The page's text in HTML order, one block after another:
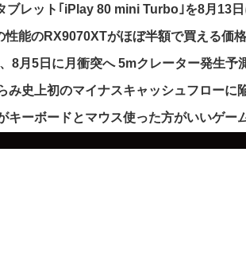
ブレット｢iPlay 80 mini Turbo｣を8月13
性能のRX9070XTがほぼ半額で買える価
8月5日に月衝突へ 5mクレーター発生予
み史上初のマイナスキャッシュフローに
キーボードとマウス使った方がいいゲー